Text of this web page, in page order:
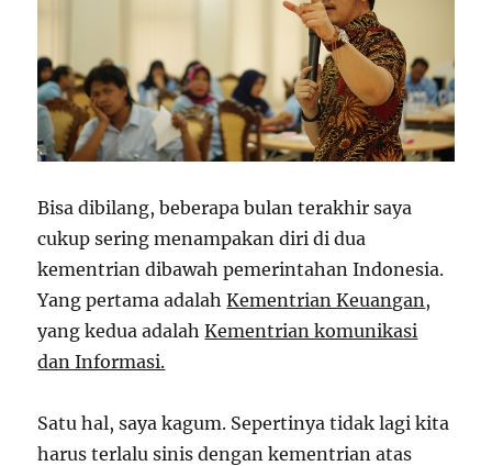
Bisa dibilang, beberapa bulan terakhir saya
cukup sering menampakan diri di dua
kementrian dibawah pemerintahan Indonesia.
Yang pertama adalahKementrian Keuangan ,
yang kedua adalahKementrian komunikasi
dan Informasi.
Satu hal, saya kagum. Sepertinya tidak lagi kita
harus terlalu sinis dengan kementrian atas